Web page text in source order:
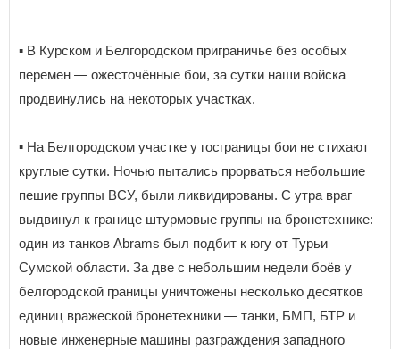
▪️ В Курском и Белгородском приграничье без особых
перемен — ожесточённые бои, за сутки наши войска
продвинулись на некоторых участках.
▪️ На Белгородском участке у госграницы бои не стихают
круглые сутки. Ночью пытались прорваться небольшие
пешие группы ВСУ, были ликвидированы. С утра враг
выдвинул к границе штурмовые группы на бронетехнике:
один из танков Abrams был подбит к югу от Турьи
Сумской области. За две с небольшим недели боёв у
белгородской границы уничтожены несколько десятков
единиц вражеской бронетехники — танки, БМП, БТР и
новые инженерные машины разграждения западного